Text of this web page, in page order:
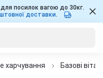
посилок вагою до 30кг.
доставки.
харчування Базові